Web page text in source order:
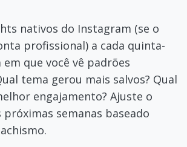
nativos do Instagram (se o
profissional) a cada quinta-
que você vê padrões
tema gerou mais salvos? Qual
engajamento? Ajuste o
próximas semanas baseado